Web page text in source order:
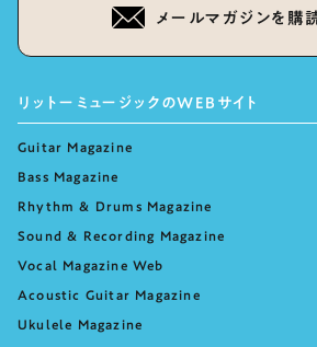
メールマガジンを購読
リットーミュージックのWEBサイト
Guitar Magazine
Bass Magazine
Rhythm & Drums Magazine
Sound & Recording Magazine
Vocal Magazine Web
Acoustic Guitar Magazine
Ukulele Magazine